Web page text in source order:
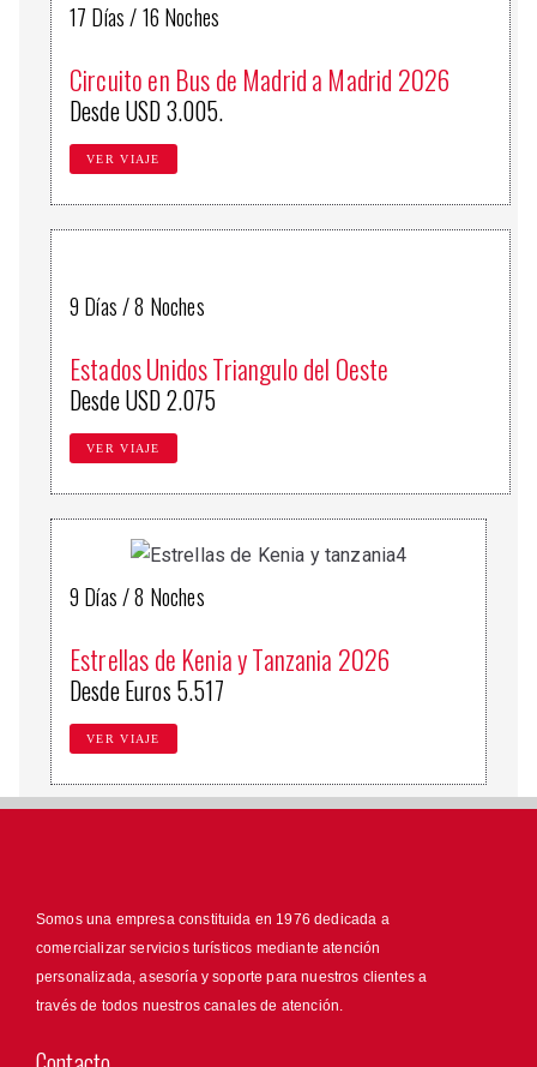
17 Días / 16 Noches
Circuito en Bus de Madrid a Madrid 2026
Desde USD 3.005.
VER VIAJE
9 Días / 8 Noches
Estados Unidos Triangulo del Oeste
Desde USD 2.075
VER VIAJE
9 Días / 8 Noches
Estrellas de Kenia y Tanzania 2026
Desde Euros 5.517
VER VIAJE
Somos una empresa constituida en 1976 dedicada a
comercializar servicios turísticos mediante atención
personalizada, asesoría y soporte para nuestros clientes a
través de todos nuestros canales de atención.